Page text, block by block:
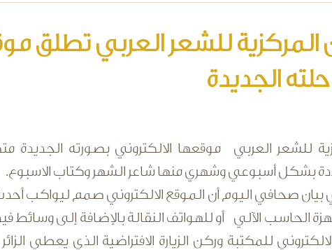
المركزية للشعر العربي تطلق
الجديدة
للشعر العربي موقعها الالكتروني بصورته الجديدة
بشكل أسبوعي وشهري منها شاعر الشهر وكتاب الاسبوع.
بيان صحافي اليوم أن الموقع الالكتروني صمم ليواكب
الحاسب الآلي أو للهواتف النقالة بالإضافة إلى وسائط
للمكتبة وركن الزيارة الافتراضية الذي يعطي